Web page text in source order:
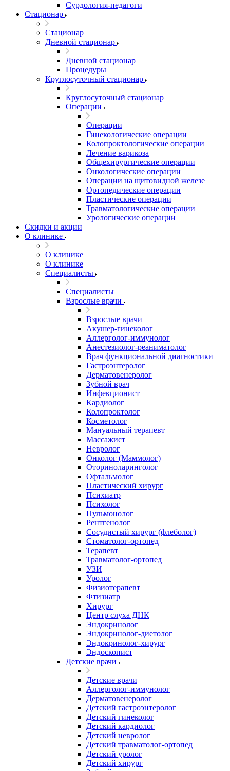
Сурдология-педагоги
Стационар
Стационар
Дневной стационар
Дневной стационар
Процедуры
Круглосуточный стационар
Круглосуточный стационар
Операции
Операции
Гинекологические операции
Колопроктологические операции
Лечение варикоза
Общехирургические операции
Онкологические операции
Операции на щитовидной железе
Ортопедические операции
Пластические операции
Травматологические операции
Урологические операции
Скидки и акции
О клинике
О клинике
О клинике
Специалисты
Специалисты
Взрослые врачи
Взрослые врачи
Акушер-гинеколог
Аллерголог-иммунолог
Анестезиолог-реаниматолог
Врач функциональной диагностики
Гастроэнтеролог
Дерматовенеролог
Зубной врач
Инфекционист
Кардиолог
Колопроктолог
Косметолог
Мануальный терапевт
Массажист
Невролог
Онколог (Маммолог)
Оториноларинголог
Офтальмолог
Пластический хирург
Психиатр
Психолог
Пульмонолог
Рентгенолог
Сосудистый хирург (флеболог)
Стоматолог-ортопед
Терапевт
Травматолог-ортопед
УЗИ
Уролог
Физиотерапевт
Фтизиатр
Хирург
Центр слуха ДНК
Эндокринолог
Эндокринолог-диетолог
Эндокринолог-хирург
Эндоскопист
Детские врачи
Детские врачи
Аллерголог-иммунолог
Дерматовенеролог
Детский гастроэнтеролог
Детский гинеколог
Детский кардиолог
Детский невролог
Детский травматолог-ортопед
Детский уролог
Детский хирург